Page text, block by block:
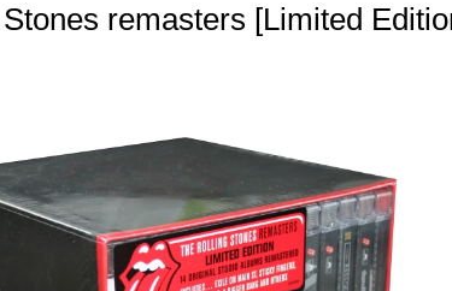
remasters [Limited